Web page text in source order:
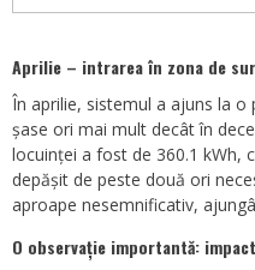
Aprilie – intrarea în zona de
În aprilie, sistemul a ajuns la o
șase ori mai mult decât în
locuinței a fost de 360.1 kWh,
depășit de peste două ori
aproape nesemnificativ,
O observație importantă: